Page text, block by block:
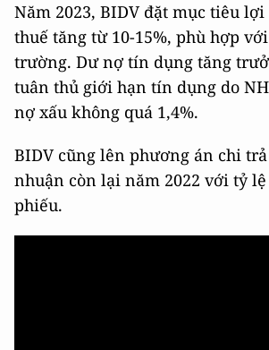
Năm 2023, BIDV đặt mục tiêu
thuế tăng từ 10-15%, phù hợp
trường. Dư nợ tín dụng tăng
tuân thủ giới hạn tín dụng do
nợ xấu không quá 1,4%.
BIDV cũng lên phương án chi
nhuận còn lại năm 2022 với tỷ lệ
phiếu.